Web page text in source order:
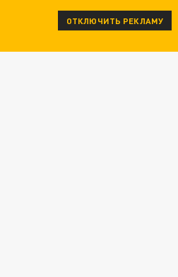
ОТКЛЮЧИТЬ РЕКЛАМУ